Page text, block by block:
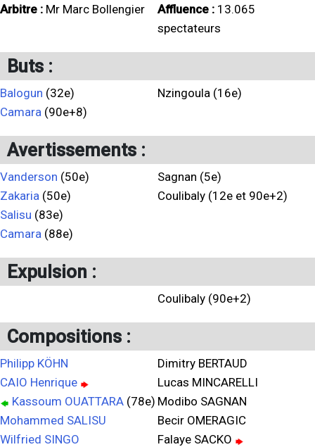
Arbitre : Mr Marc Bollengier Affluence : 13.065
spectateurs
Buts :
Balogun (32e)
Camara (90e+8)
Nzingoula (16e)
Avertissements :
Vanderson (50e)
Zakaria (50e)
Salisu (83e)
Camara (88e)
Sagnan (5e)
Coulibaly (12e et 90e+2)
Expulsion :
Coulibaly (90e+2)
Compositions :
Philipp KÖHN
CAIO Henrique
Kassoum OUATTARA (78e)
Mohammed SALISU
Wilfried SINGO
Dimitry BERTAUD
Lucas MINCARELLI
Modibo SAGNAN
Becir OMERAGIC
Falaye SACKO